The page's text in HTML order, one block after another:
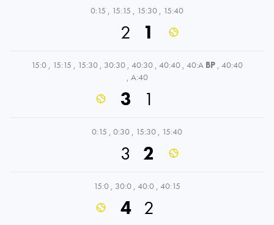
0:15 , 15:15 , 15:30 , 15:40
2 1
15:0 , 15:15 , 15:30 , 30:30 , 40:30 , 40:40 , 40:A BP , 40:40
, A:40
3 1
0:15 , 0:30 , 15:30 , 15:40
3 2
15:0 , 30:0 , 40:0 , 40:15
4 2